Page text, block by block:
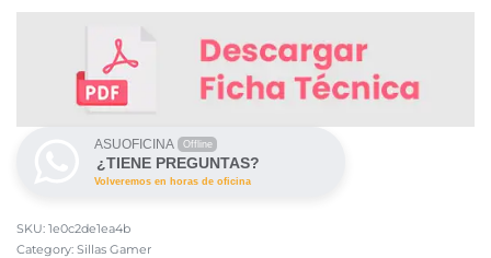
ASUOFICINA Offline
¿TIENE PREGUNTAS?
Volveremos en horas de oficina
1e0c2de1ea4b
Category: Sillas Gamer